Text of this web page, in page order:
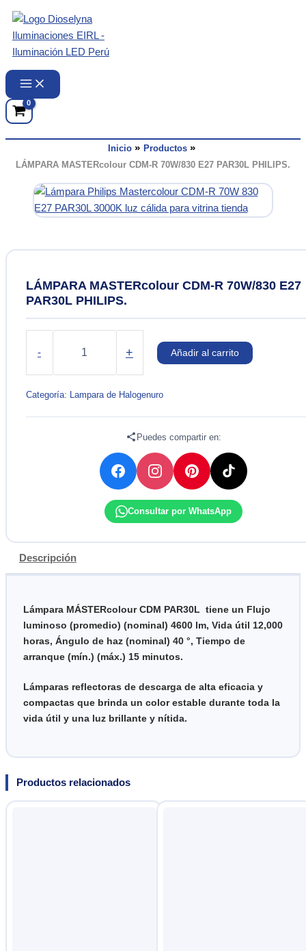
contenido
Inicio
Productos
LÁMPARA MASTERcolour CDM-R 70W/830 E27 PAR30L PHILIPS.
LÁMPARA MASTERcolour CDM-R 70W/830 E27
PAR30L PHILIPS.
-
MASTERcolour
R
70W/830
+ Añadir al carrito
Categoría: Lampara de Halogenuro
Puedes compartir en:
Consultar por WhatsApp
Descripción
Lámpara MÁSTERcolour CDM PAR30L tiene un Flujo
luminoso (promedio) (nominal) 4600 lm, Vida útil 12,000
horas, Ángulo de haz (nominal) 40 °, Tiempo de
arranque (mín.) (máx.) 15 minutos.
Lámparas reflectoras de descarga de alta eficacia y
compactas que brinda un color estable durante toda la
vida útil y una luz brillante y nítida.
Productos relacionados